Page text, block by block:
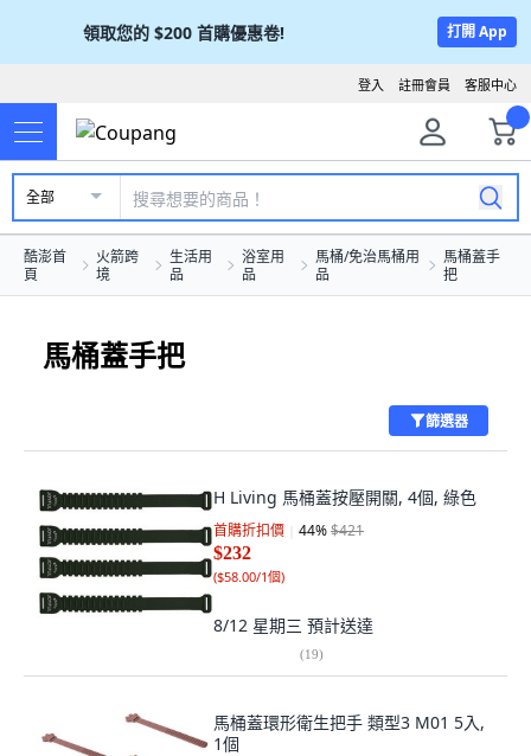
領取您的 $200 首購優惠卷! 打開 App
客服中心
註冊會員
登入
全部
酷澎首
頁
火箭跨
境
生活用
品
浴室用
品
馬桶/免治馬桶用
品
馬桶蓋手
把
馬桶蓋手把
篩選器
H Living 馬桶蓋按壓開關, 4個, 綠色
首購折扣價 44%$421
$232
($58.00/1個)
8/12 星期三 預計送達
(19)
馬桶蓋環形衛生把手 類型3 M01 5入,
1個